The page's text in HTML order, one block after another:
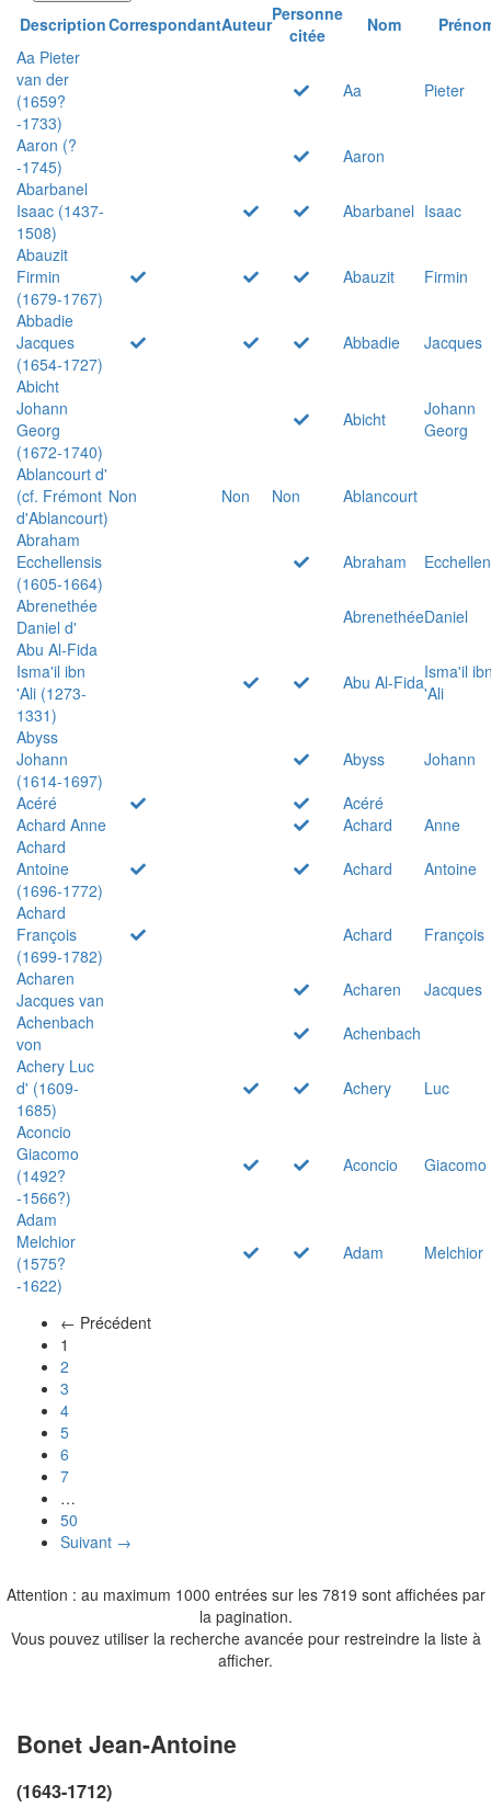
DescriptionCorrespondantAuteurPersonne
citée
Nom
Aa Pieter
van der
(1659?
-1733)
Aa Pieter
Aaron (?
-1745)
Aaron
Abarbanel
Isaac (1437-
1508)
Abarbanel Isaac
Abauzit
Firmin
(1679-1767)
Abauzit
Firmin
Abbadie
Jacques
(1654-1727)
Abbadie
Jacques
Abicht
Johann
Georg
(1672-1740)
Abicht
Johann
Georg
Ablancourt d'
(cf. Frémont
d'Ablancourt)
Non Non Non
Ablancourt
Abraham
Ecchellensis
(1605-1664)
Abraham
Abrenethée
Daniel d'
AbrenethéeDaniel
Abu Al-Fida
Isma'il ibn
'Ali (1273-
1331)
Abu Al-FidaIsma'il
'Ali
Abyss
Johann
(1614-1697)
Abyss
Johann
Acéré
Acéré
Achard Anne
Achard
Anne
Achard
Antoine
(1696-1772)
Achard
Antoine
Achard
François
(1699-1782)
Achard
François
Acharen
Jacques van
Acharen
Jacques
Achenbach
von
Achenbach
Achery Luc
d' (1609-
1685)
Achery
Luc
Aconcio
Giacomo
(1492?
-1566?)
Aconcio Giacomo
Adam
Melchior
(1575?
-1622)
Adam Melchior
← Précédent
1
2
3
4
5
6
7
…
50
Suivant →
Attention : au maximum 1000 entrées sur les 7819 sont affichées par
la pagination.
Vous pouvez utiliser la recherche avancée pour restreindre la liste à
afficher.
Bonet Jean-Antoine
(1643-1712)